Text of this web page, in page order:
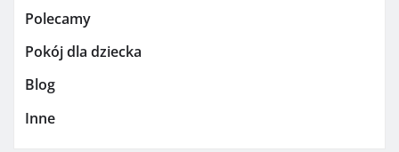
Polecamy
Pokój dla dziecka
Blog
Inne